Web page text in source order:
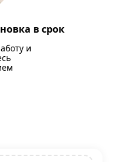
в срок
и